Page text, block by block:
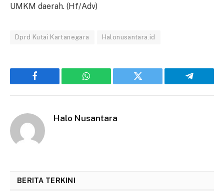
UMKM daerah. (Hf/Adv)
Dprd Kutai Kartanegara Halonusantara.id
Facebook WhatsApp Twitter Telegram
Halo Nusantara
BERITA TERKINI